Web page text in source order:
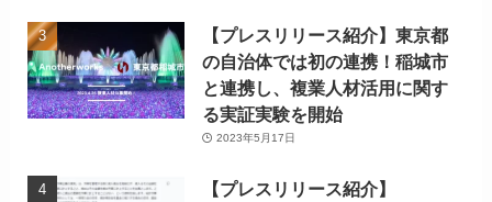
【プレスリリース紹介】東京都
の自治体では初の連携！稲城市
と連携し、複業人材活用に関す
る実証実験を開始
2023年5月17日
【プレスリリース紹介】